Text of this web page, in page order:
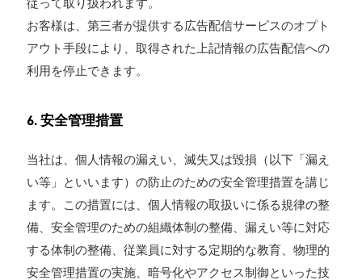
お客様は、第三者が提供する広告配信サービスのオプト
アウト手段により、取得された上記情報の広告配信への
利用を停止できます。
6. 安全管理措置
当社は、個人情報の漏えい、滅失又は毀損（以下「漏え
い等」といいます）の防止のための安全管理措置を講じ
ます。この措置には、個人情報の取扱いに係る規律の整
備、安全管理のための組織体制の整備、漏えい等に対応
する体制の整備、従業員に対する定期的な教育、物理的
安全管理措置の実施、暗号化やアクセス制御といった技